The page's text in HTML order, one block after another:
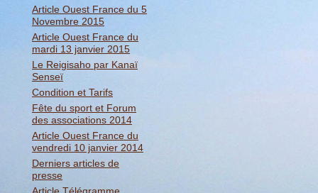
Article Ouest France du 5
Novembre 2015
Article Ouest France du
mardi 13 janvier 2015
Le Reigisaho par Kanaï
Senseï
Condition et Tarifs
Fête du sport et Forum
des associations 2014
Article Ouest France du
vendredi 10 janvier 2014
Derniers articles de
presse